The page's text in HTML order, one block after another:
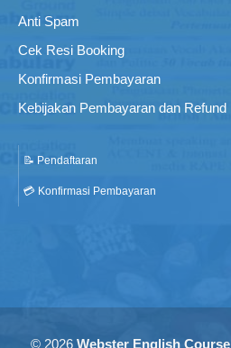
Anti Spam
Cek Resi Booking
Konfirmasi Pembayaran
Kebijakan Pembayaran dan Refund
📝 Pendaftaran
💳 Konfirmasi Pembayaran
© 2026 Webster English Course